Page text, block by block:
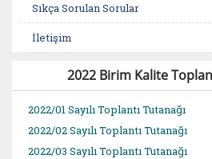
Sıkça Sorulan Sorular
İletişim
2022 Birim Kalite
2022/01 Sayılı Toplantı Tutanağı
2022/02 Sayılı Toplantı Tutanağı
2022/03 Sayılı Toplantı Tutanağı